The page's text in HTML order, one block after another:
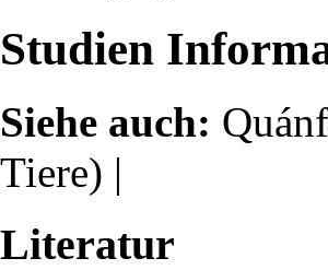
Studien
Siehe auch:
Tiere) |
Literatur